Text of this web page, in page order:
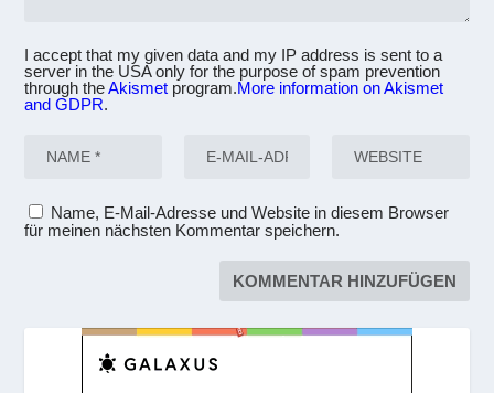
I accept that my given data and my IP address is sent to a
server in the USA only for the purpose of spam prevention
through theAkismet program.More information on Akismet
and GDPR.
Name, E-Mail-Adresse und Website in diesem Browser
für meinen nächsten Kommentar speichern.